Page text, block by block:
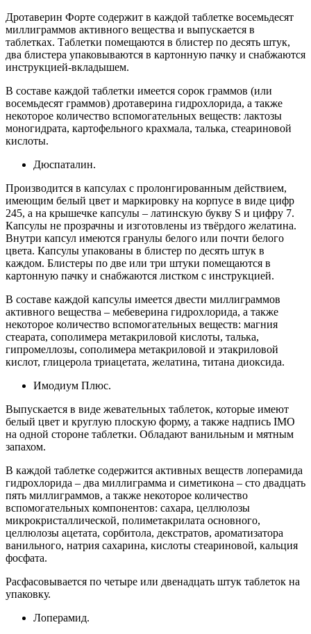
Дротаверин Форте содержит в каждой таблетке восемьдесят
миллиграммов активного вещества и выпускается в
таблетках. Таблетки помещаются в блистер по десять штук,
два блистера упаковываются в картонную пачку и снабжаются
инструкцией-вкладышем.
В составе каждой таблетки имеется сорок граммов (или
восемьдесят граммов) дротаверина гидрохлорида, а также
некоторое количество вспомогательных веществ: лактозы
моногидрата, картофельного крахмала, талька, стеариновой
кислоты.
Дюспаталин.
Производится в капсулах с пролонгированным действием,
имеющим белый цвет и маркировку на корпусе в виде цифр
245, а на крышечке капсулы – латинскую букву S и цифру 7.
Капсулы не прозрачны и изготовлены из твёрдого желатина.
Внутри капсул имеются гранулы белого или почти белого
цвета. Капсулы упакованы в блистер по десять штук в
каждом. Блистеры по две или три штуки помещаются в
картонную пачку и снабжаются листком с инструкцией.
В составе каждой капсулы имеется двести миллиграммов
активного вещества – мебеверина гидрохлорида, а также
некоторое количество вспомогательных веществ: магния
стеарата, сополимера метакриловой кислоты, талька,
гипромеллозы, сополимера метакриловой и этакриловой
кислот, глицерола триацетата, желатина, титана диоксида.
Имодиум Плюс.
Выпускается в виде жевательных таблеток, которые имеют
белый цвет и круглую плоскую форму, а также надпись IMO
на одной стороне таблетки. Обладают ванильным и мятным
запахом.
В каждой таблетке содержится активных веществ лоперамида
гидрохлорида – два миллиграмма и симетикона – сто двадцать
пять миллиграммов, а также некоторое количество
вспомогательных компонентов: сахара, целлюлозы
микрокристаллической, полиметакрилата основного,
целлюлозы ацетата, сорбитола, декстратов, ароматизатора
ванильного, натрия сахарина, кислоты стеариновой, кальция
фосфата.
Расфасовывается по четыре или двенадцать штук таблеток на
упаковку.
Лоперамид.